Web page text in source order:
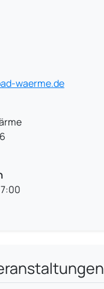
waerme.de